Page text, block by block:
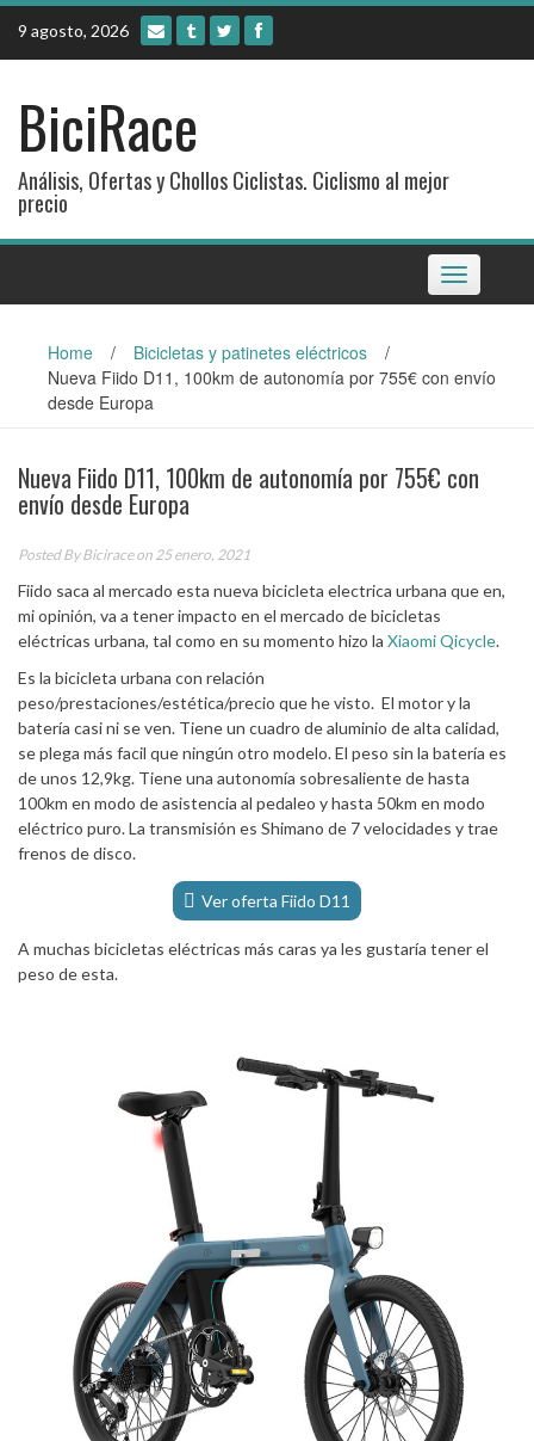
Skip
content
9 agosto, 2026
BiciRace
Análisis, Ofertas y Chollos Ciclistas. Ciclismo al mejor
precio
Toggle
navigation
Home / Bicicletas y patinetes eléctricos
/
Nueva Fiido D11, 100km de autonomía por 755€ con envío
desde Europa
Nueva Fiido D11, 100km de autonomía por 755€ con
envío desde Europa
Posted ByBiciraceon 25 enero, 2021
Fiido saca al mercado esta nueva bicicleta electrica urbana que en,
mi opinión, va a tener impacto en el mercado de bicicletas
eléctricas urbana, tal como en su momento hizo la Xiaomi Qicycle.
Es la bicicleta urbana con relación
peso/prestaciones/estética/precio que he visto. El motor y la
batería casi ni se ven. Tiene un cuadro de aluminio de alta calidad,
se plega más facil que ningún otro modelo. El peso sin la batería es
de unos 12,9kg. Tiene una autonomía sobresaliente de hasta
100km en modo de asistencia al pedaleo y hasta 50km en modo
eléctrico puro. La transmisión es Shimano de 7 velocidades y trae
frenos de disco.
Ver oferta Fiido D11
A muchas bicicletas eléctricas más caras ya les gustaría tener el
peso de esta.